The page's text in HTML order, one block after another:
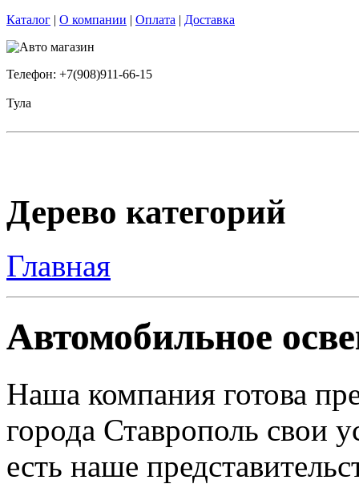
Каталог | О компании | Оплата | Доставка
Телефон: +7(908)911-66-15
Тула
Дерево категорий
Главная
Автомобильное
Наша компания готова
города Ставрополь свои
есть наше